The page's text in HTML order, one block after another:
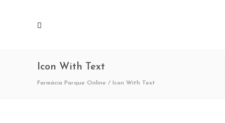
Icon With Text
Farmácia Parque Online / Icon With Text